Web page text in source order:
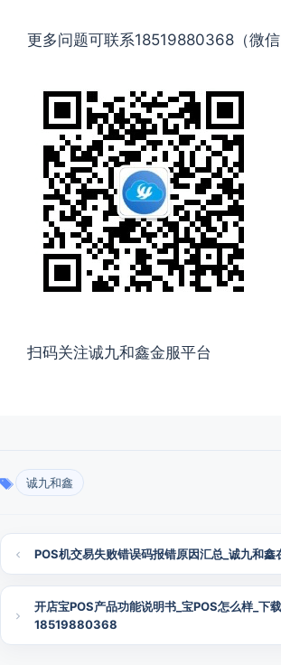
更多问题可联系18519880368（微信
扫码关注诚九和鑫金服平台
诚九和鑫
POS机交易失败错误码报错原因汇总_诚九和鑫
开店宝POS产品功能说明书_宝POS怎么样_下
18519880368